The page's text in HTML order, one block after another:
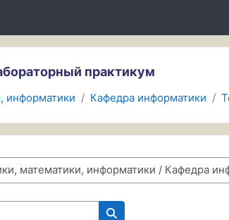
практикум
информатики Кафедра информатики